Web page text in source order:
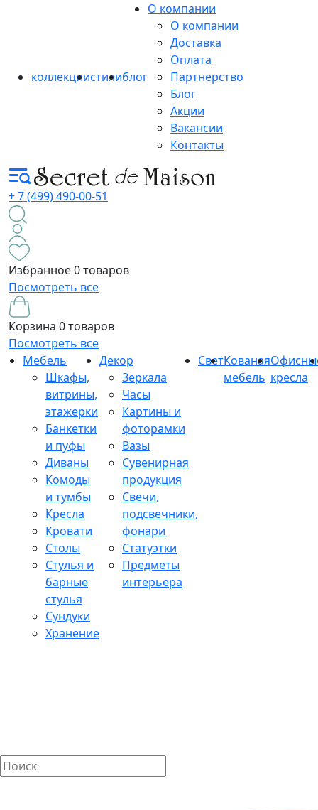
коллекциистилиблог
О компании
О компании
Доставка
Оплата
Партнерство
Блог
Акции
Вакансии
Контакты
+ 7 (499) 490-00-51
Избранное0 товаров
Посмотреть все
Корзина 0 товаров
Посмотреть все
Мебель
Шкафы,
витрины,
этажерки
Банкетки
и пуфы
Диваны
Комоды
и тумбы
Кресла
Кровати
Столы
Стулья и
барные
стулья
Сундуки
Хранение
Декор
Зеркала
Часы
Картины и
фоторамки
Вазы
Сувенирная
продукция
Свечи,
подсвечники,
фонари
Статуэтки
Предметы
интерьера
СветКованая
мебель кресла